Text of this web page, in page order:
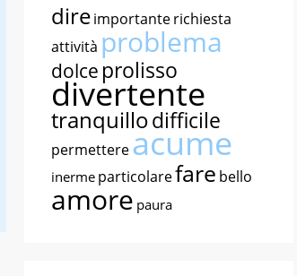
direimportanterichiesta
attività problema
dolce prolisso
divertente
tranquillodifficile
permettereacume
inerme particolarefare bello
amore paura